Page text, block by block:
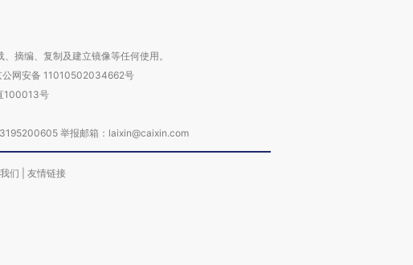
摘编、复制及建立镜像等任何使用。
公网安备 11010502034662号
100013号
举报邮箱：laixin@caixin.com
们 友情链接